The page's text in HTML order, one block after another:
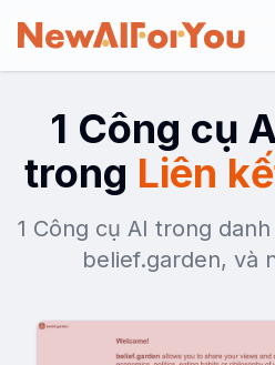
1 Công cụ
trong Liên
1 Công cụ AI trong
belief.garden, và